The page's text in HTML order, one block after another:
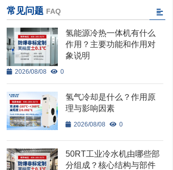
常见问题 FAQ
氢能源冷热一体机有什么
作用？主要功能和作用对
象说明
2026/08/08 0
氢气冷却是什么？作用原
理与影响因素
2026/08/08 0
50RT工业冷水机由哪些部
分组成？核心结构与部件